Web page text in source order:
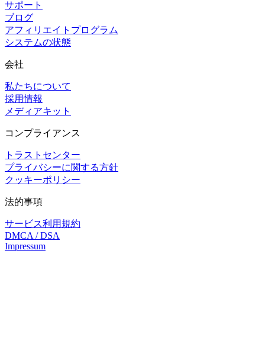
サポート
ブログ
アフィリエイトプログラム
システムの状態
会社
私たちについて
採用情報
メディアキット
コンプライアンス
トラストセンター
プライバシーに関する方針
クッキーポリシー
法的事項
サービス利用規約
DMCA / DSA
Impressum